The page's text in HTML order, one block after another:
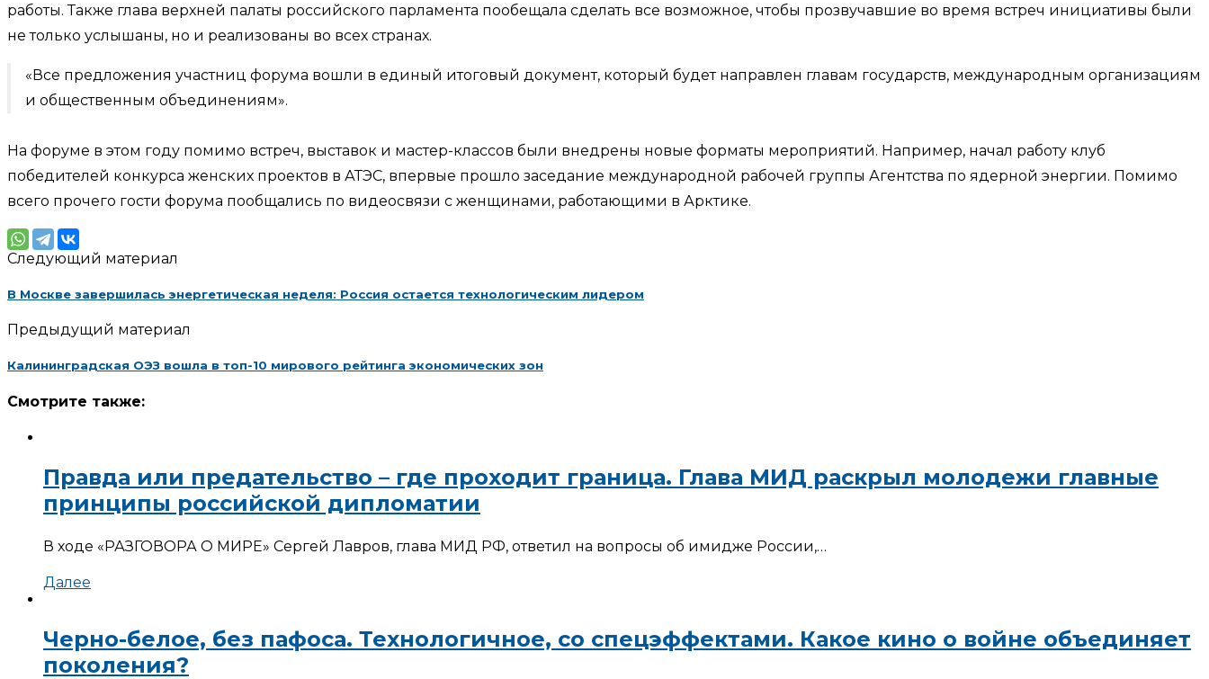
работы. Также глава верхней палаты российского парламента пообещала сделать все возможное, чтобы прозвучавшие во время встреч инициативы были
не только услышаны, но и реализованы во всех странах.
«Все предложения участниц форума вошли в единый итоговый документ, который будет направлен главам государств, международным организациям
и общественным объединениям».
На форуме в этом году помимо встреч, выставок и мастер-классов были внедрены новые форматы мероприятий. Например, начал работу клуб
победителей конкурса женских проектов в АТЭС, впервые прошло заседание международной рабочей группы Агентства по ядерной энергии. Помимо
всего прочего гости форума пообщались по видеосвязи с женщинами, работающими в Арктике.
Следующий материал
В Москве завершилась энергетическая неделя: Россия остается технологическим лидером
Предыдущий материал
Калининградская ОЭЗ вошла в топ-10 мирового рейтинга экономических зон
Смотрите также:
Правда или предательство – где проходит граница. Глава МИД раскрыл молодежи главные
принципы российской дипломатии
В ходе «РАЗГОВОРА О МИРЕ» Сергей Лавров, глава МИД РФ, ответил на вопросы об имидже России,…
Далее
Черно-белое, без пафоса. Технологичное, со спецэффектами. Какое кино о войне объединяет
поколения?